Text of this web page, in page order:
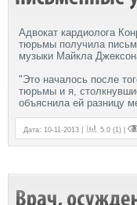
Адвокат кардиолога
тюрьмы получила
музыки Майкла
"Это началось после
тюрьмы и я,
объяснила ей разницу
Дата: 10-11-2013 | 5.0 (1 ) |